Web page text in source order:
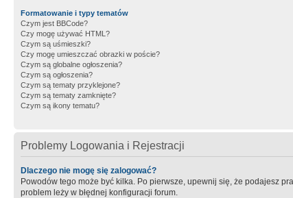
Formatowanie i typy tematów
Czym jest BBCode?
Czy mogę używać HTML?
Czym są uśmieszki?
Czy mogę umieszczać obrazki w poście?
Czym są globalne ogłoszenia?
Czym są ogłoszenia?
Czym są tematy przyklejone?
Czym są tematy zamknięte?
Czym są ikony tematu?
Problemy Logowania i Rejestracji
Dlaczego nie mogę się zalogować?
Powodów tego może być kilka. Po pierwsze, upewnij się, że podajesz
problem leży w błędnej konfiguracji forum.